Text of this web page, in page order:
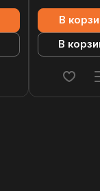
В
В